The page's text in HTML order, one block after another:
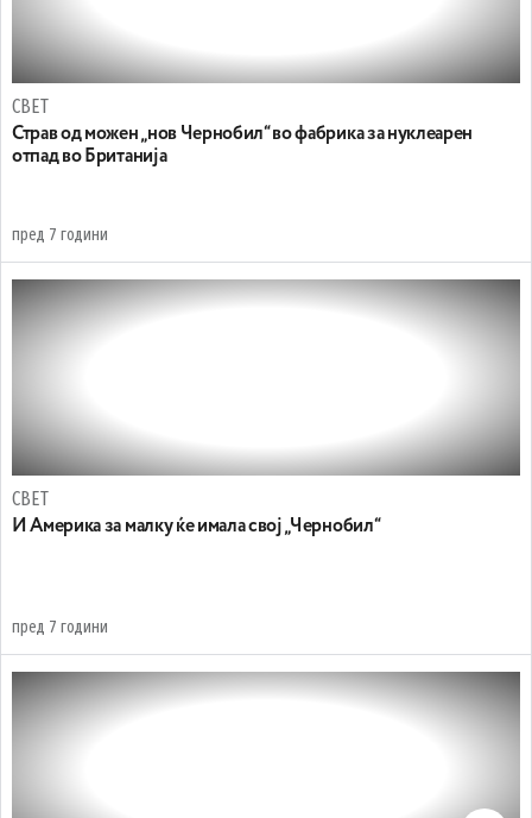
СВЕТ
Страв од можен „нов Чернобил“ во фабрика за нуклеарен
отпад во Британија
пред 7 години
СВЕТ
И Америка за малку ќе имала свој „Чернобил“
пред 7 години